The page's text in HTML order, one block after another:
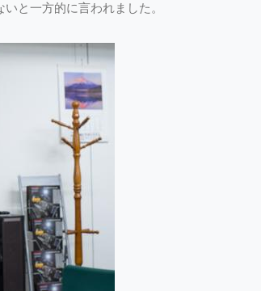
と一方的に言われました。